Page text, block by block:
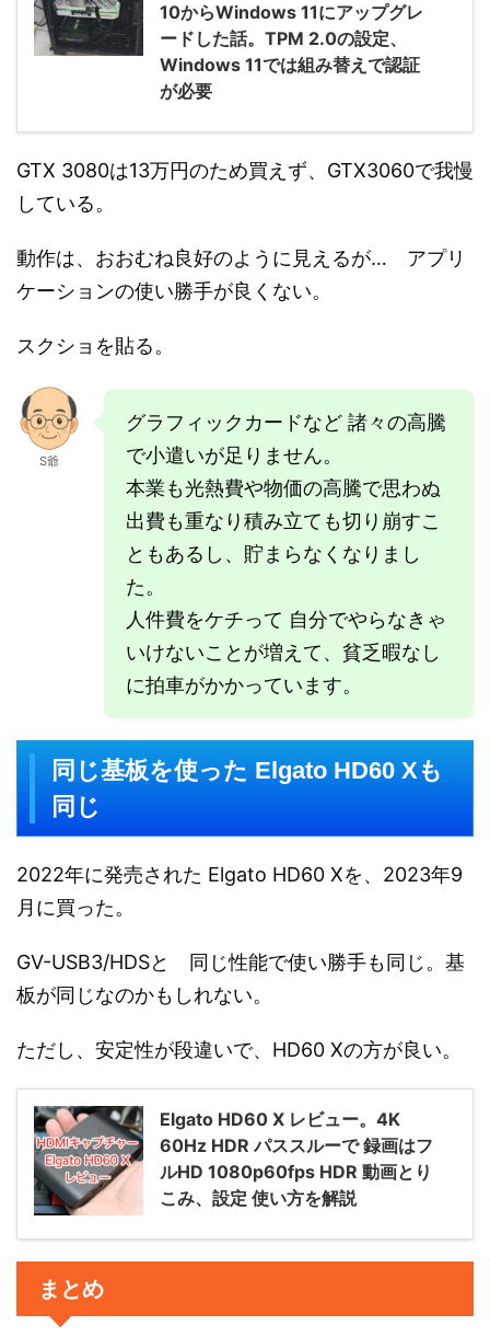
10からWindows 11にアップグレ
ードした話。TPM 2.0の設定、
Windows 11では組み替えで認証
が必要
GTX 3080は13万円のため買えず、GTX3060で我慢
している。
動作は、おおむね良好のように見えるが… アプリ
ケーションの使い勝手が良くない。
スクショを貼る。
S爺
グラフィックカードなど 諸々の高騰
で小遣いが足りません。
本業も光熱費や物価の高騰で思わぬ
出費も重なり積み立ても切り崩すこ
ともあるし、貯まらなくなりまし
た。
人件費をケチって 自分でやらなきゃ
いけないことが増えて、貧乏暇なし
に拍車がかかっています。
同じ基板を使った Elgato HD60 Xも
同じ
2022年に発売された Elgato HD60 Xを、2023年9
月に買った。
GV-USB3/HDSと 同じ性能で使い勝手も同じ。基
板が同じなのかもしれない。
ただし、安定性が段違いで、HD60 Xの方が良い。
Elgato HD60 X レビュー。4K
60Hz HDR パススルーで 録画はフ
ルHD 1080p60fps HDR 動画とり
こみ、設定 使い方を解説
まとめ